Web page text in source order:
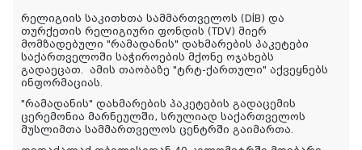
რელიგიის საკითხთა სამმართველოს (DİB) და
თურქეთის რელიგიური ფონდის (TDV) მიერ
მომზადებული "რამადანის" დახმარების პაკეტები
საქართველოში საჭიროების მქონე ოჯახებს
გადაეცათ. ამის თაობაზე "ტრტ-ქართული" აქვეყნებს
ინფორმაციას.
"რამადანის" დახმარების პაკეტების გადაცემის
ცერემონია მარნეულში, სრულიად საქართველოს
მუსლიმთა სამმართველოს ცენტრში გაიმართა.